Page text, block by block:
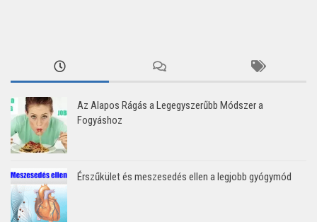
Az Alapos Rágás a Legegyszerűbb Módszer a
Fogyáshoz
Érszűkület és meszesedés ellen a legjobb gyógymód